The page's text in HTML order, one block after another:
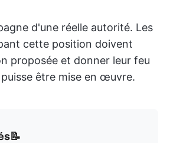
d'une réelle autorité. Les
cette position doivent
proposée et donner leur feu
être mise en œuvre.